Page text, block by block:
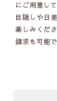
にご用意し
目隠しや日
楽しみくだ
請求も可能で